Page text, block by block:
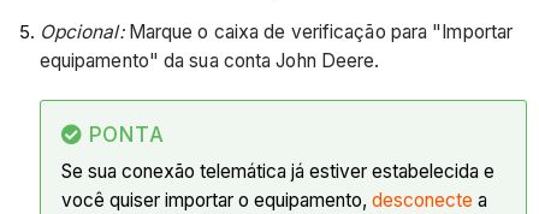
Opcional:Marque o caixa de verificação para "Importar
equipamento" da sua conta John Deere.
PONTA
Se sua conexão telemática já estiver estabelecida e
você quiser importar o equipamento, desconecte a